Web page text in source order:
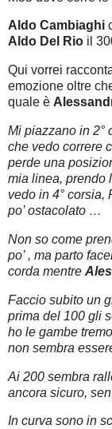
Aldo Cambiaghi
Aldo Del Rio il
Qui vorrei
emozione oltre
quale è
Mi piazzano in 2°
che vedo correre
perde una
mia linea, prendo
vedo in 4° corsia,
po’ ostacolato …
Non so come
po’ , ma parto
corda mentre
Faccio subito un
prima del 100 gli
ho le gambe
non sembra
Ai 200 sembra
ancora sicuro,
In curva sono in